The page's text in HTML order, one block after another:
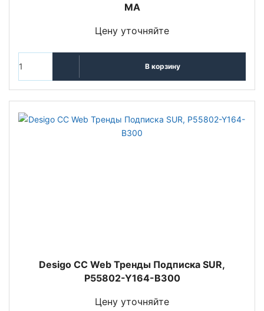
MA
Цену уточняйте
В корзину
Desigo CC Web Тренды Подписка SUR,
P55802-Y164-B300
Цену уточняйте